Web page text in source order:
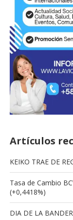
Artículos
KEIKO TRAE DE
Tasa de Cambio
(+0,4418%)
DIA DE LA